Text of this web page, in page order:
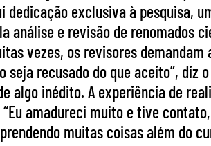
exclusiva à pesquisa,
análise e revisão de renomados
vezes, os revisores
recusado do que aceito”,
algo inédito. A experiência de
amadureci muito e tive
muitas coisas além do